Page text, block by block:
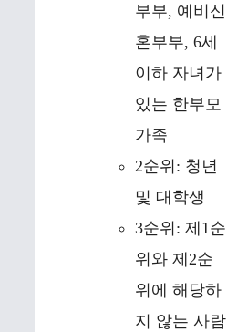
부부, 예비신
혼부부, 6세
이하 자녀가
있는 한부모
가족
2순위: 청년
및 대학생
3순위: 제1순
위와 제2순
위에 해당하
지 않는 사람